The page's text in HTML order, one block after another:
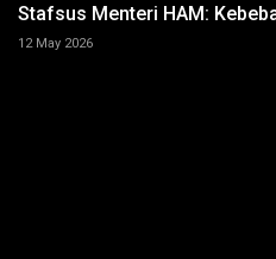
Stafsus Menteri HAM:
12 May 2026